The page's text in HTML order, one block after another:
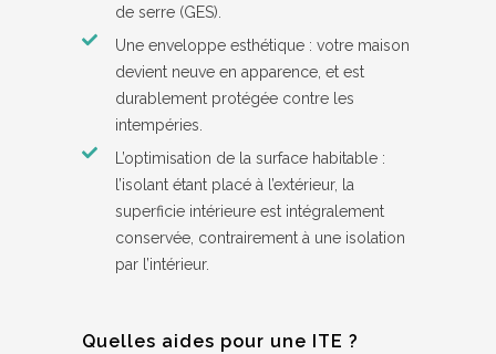
de serre (GES).
Une enveloppe esthétique : votre maison
devient neuve en apparence, et est
durablement protégée contre les
intempéries.
L’optimisation de la surface habitable :
l’isolant étant placé à l’extérieur, la
superficie intérieure est intégralement
conservée, contrairement à une isolation
par l’intérieur.
Quelles aides pour une ITE ?